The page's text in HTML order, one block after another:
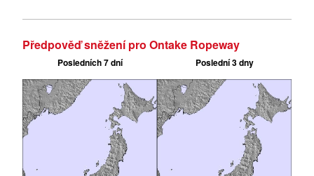
Předpověď sněžení pro Ontake Ropeway
Posledních 7 dní Poslední 3 dny